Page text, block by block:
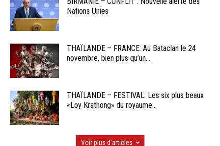
Nations Unies
THAÏLANDE – FRANCE: Au Bataclan le 24
novembre, bien plus qu’un...
THAÏLANDE – FESTIVAL: Les six plus beaux
«Loy Krathong» du royaume...
Voir plus d'articles